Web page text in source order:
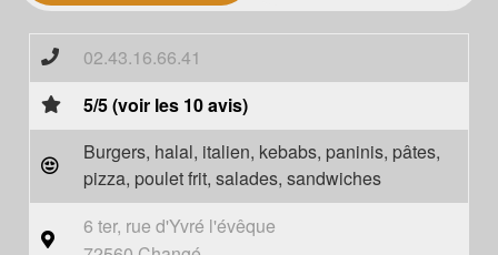
02.43.16.66.41
5/5 (voir les 10 avis)
Burgers, halal, italien, kebabs, paninis, pâtes,
pizza, poulet frit, salades, sandwiches
6 ter, rue d'Yvré l'évêque